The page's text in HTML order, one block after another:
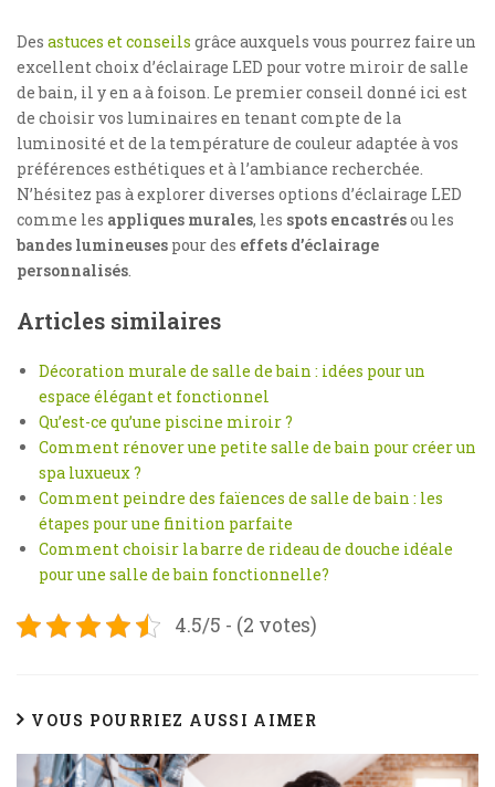
Des astuces et conseils grâce auxquels vous pourrez faire un
excellent choix d’éclairage LED pour votre miroir de salle
de bain, il y en a à foison. Le premier conseil donné ici est
de choisir vos luminaires en tenant compte de la
luminosité et de la température de couleur adaptée à vos
préférences esthétiques et à l’ambiance recherchée.
N’hésitez pas à explorer diverses options d’éclairage LED
comme les appliques murales, les spots encastrésou les
bandes lumineuses pour des effets d’éclairage
personnalisés.
Articles similaires
Décoration murale de salle de bain : idées pour un
espace élégant et fonctionnel
Qu’est-ce qu’une piscine miroir ?
Comment rénover une petite salle de bain pour créer un
spa luxueux ?
Comment peindre des faïences de salle de bain : les
étapes pour une finition parfaite
Comment choisir la barre de rideau de douche idéale
pour une salle de bain fonctionnelle?
4.5/5 - (2 votes)
VOUS POURRIEZ AUSSI AIMER